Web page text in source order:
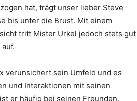
hat, trägt unser lieber Steve
bis unter die Brust. Mit einem
tritt Mister Urkel jedoch stets gut
verunsichert sein Umfeld und es
und Interaktionen mit seinen
er häufig bei seinen Freunden,